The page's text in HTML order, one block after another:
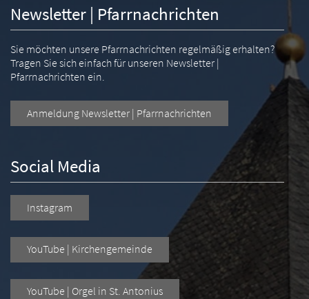
Newsletter | Pfarrnachrichten
Sie möchten unsere Pfarrnachrichten regelmäßig erhalten?
Tragen Sie sich einfach für unseren Newsletter |
Pfarrnachrichten ein.
Anmeldung Newsletter | Pfarrnachrichten
Social Media
Instagram
YouTube | Kirchengemeinde
YouTube | Orgel in St. Antonius